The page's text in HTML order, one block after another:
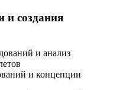
и создания
и анализ
и концепции